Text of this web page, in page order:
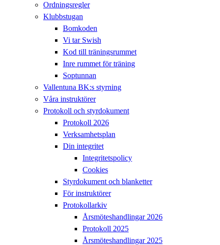
Ordningsregler
Klubbstugan
Bomkoden
Vi tar Swish
Kod till träningsrummet
Inre rummet för träning
Soptunnan
Vallentuna BK:s styrning
Våra instruktörer
Protokoll och styrdokument
Protokoll 2026
Verksamhetsplan
Din integritet
Integritetspolicy
Cookies
Styrdokument och blanketter
För instruktörer
Protokollarkiv
Årsmöteshandlingar 2026
Protokoll 2025
Årsmöteshandlingar 2025